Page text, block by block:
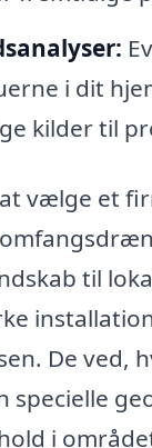
i dit
kilder til
vælge et
til
De ved,
specielle
i